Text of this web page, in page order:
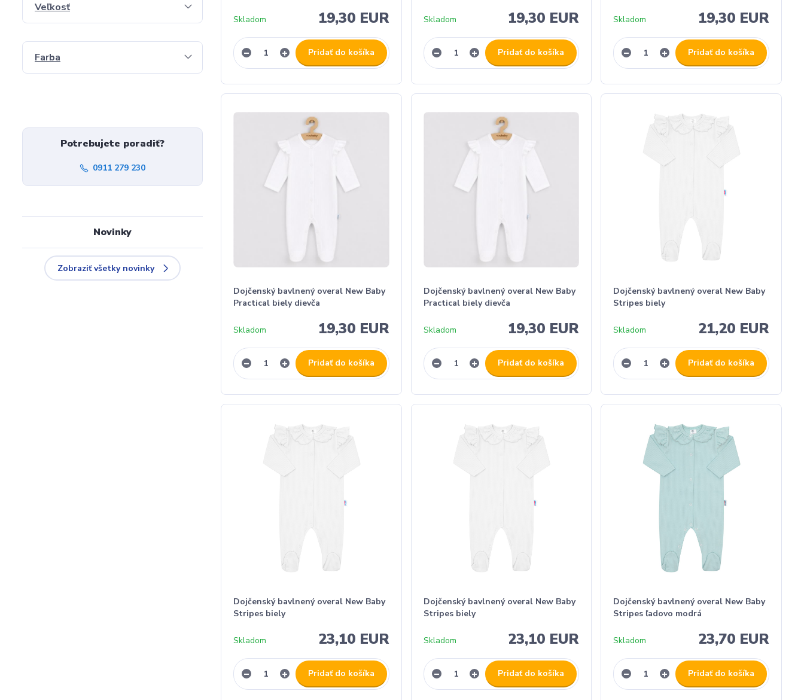
19,30 EUR
Skladom
Pridať do košíka
19,30 EUR
Skladom
Pridať do košíka
19,30 EUR
Skladom
Pridať do košíka
Dojčenský bavlnený overal New Baby
Practical biely dievča
19,30 EUR
Skladom
Pridať do košíka
Dojčenský bavlnený overal New Baby
Practical biely dievča
19,30 EUR
Skladom
Pridať do košíka
Dojčenský bavlnený overal New Baby
Stripes biely
21,20 EUR
Skladom
Pridať do košíka
Dojčenský bavlnený overal New Baby
Stripes biely
23,10 EUR
Skladom
Pridať do košíka
Dojčenský bavlnený overal New Baby
Stripes biely
23,10 EUR
Skladom
Pridať do košíka
Dojčenský bavlnený overal New Baby
Stripes ľadovo modrá
23,70 EUR
Skladom
Pridať do košíka
Veľkosť
Farba
Potrebujete poradiť?
0911 279 230
Novinky
Zobraziť všetky novinky